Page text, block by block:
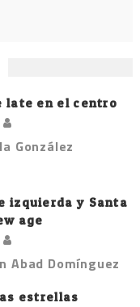
late en el centro
González
izquierda y Santa
age
Abad Domínguez
estrellas